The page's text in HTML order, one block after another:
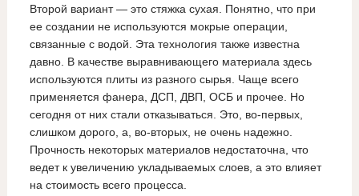
Второй вариант — это стяжка сухая. Понятно, что при
ее создании не используются мокрые операции,
связанные с водой. Эта технология также известна
давно. В качестве выравнивающего материала здесь
используются плиты из разного сырья. Чаще всего
применяется фанера, ДСП, ДВП, ОСБ и прочее. Но
сегодня от них стали отказываться. Это, во-первых,
слишком дорого, а, во-вторых, не очень надежно.
Прочность некоторых материалов недостаточна, что
ведет к увеличению укладываемых слоев, а это влияет
на стоимость всего процесса.